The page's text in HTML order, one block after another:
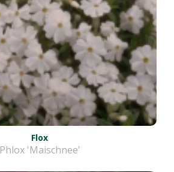
Flox
Phlox 'Maischnee'